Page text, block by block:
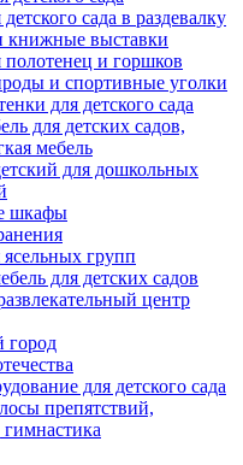
сада в раздевалку
книжные выставки
и горшков
и спортивные уголки
для детского сада
для детских садов,
мебель
для дошкольных
шкафы
групп
для детских садов
центр
город
для детского сада
препятствий,